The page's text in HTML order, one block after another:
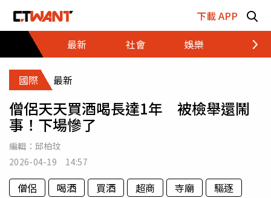
下載 APP
最新
社會 娛樂 財經
國際 最新
僧侶天天買酒喝長達1年 被檢舉還鬧
事！下場慘了
編輯： 邱柏玟
2026-04-19 14:57
僧侶 喝酒 買酒 超商 寺廟
驅逐